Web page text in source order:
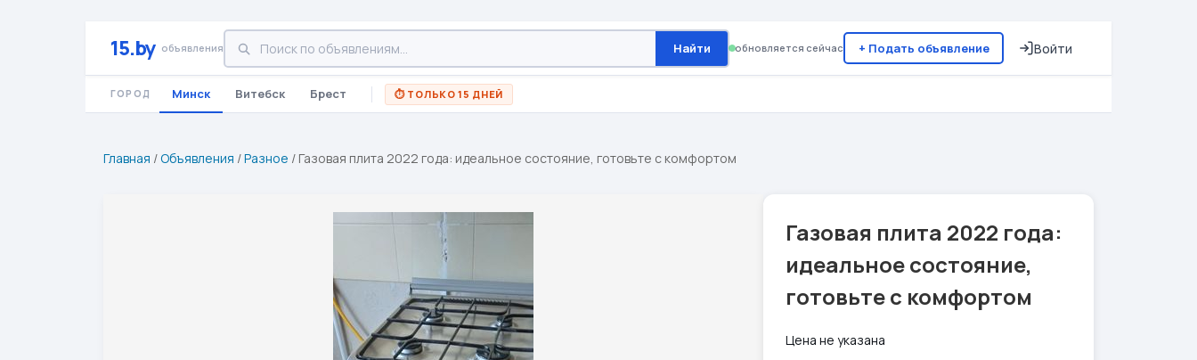
15.by объявления Найти обновляется сейчас + Подать объявление Войти
ГОРОД Минск Витебск Брест ⏱ ТОЛЬКО 15 ДНЕЙ
Главная /Объявления /Разное / Газовая плита 2022 года: идеальное состояние, готовьте с комфортом
Газовая плита 2022 года:
идеальное состояние,
готовьте с комфортом
Цена не указана